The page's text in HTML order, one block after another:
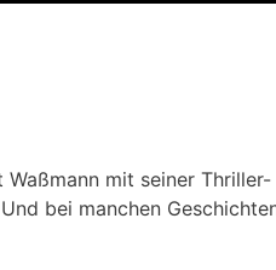
mit seiner Thriller-
bei manchen